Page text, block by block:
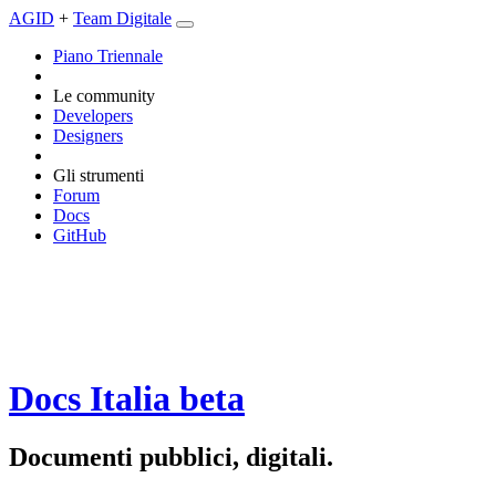
AGID + Team Digitale
Piano Triennale
Le community
Developers
Designers
Gli strumenti
Forum
Docs
GitHub
Docs Italia beta
Documenti pubblici, digitali.